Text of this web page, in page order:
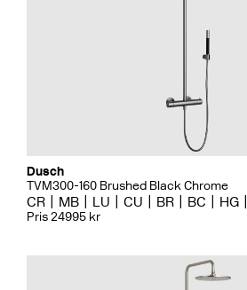
Dusch
TVM300-160 Brushed Black Chrome
CR MB LU CU BR BC HG
Pris 24995 kr